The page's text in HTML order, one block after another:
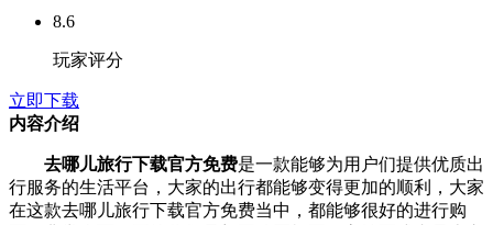
8.6
玩家评分
立即下载
内容介绍
去哪儿旅行下载官方免费是一款能够为用户们提供优质出
行服务的生活平台，大家的出行都能够变得更加的顺利，大家
在这款去哪儿旅行下载官方免费当中，都能够很好的进行购